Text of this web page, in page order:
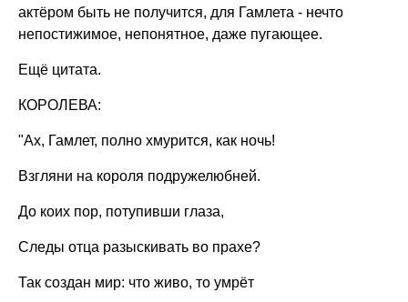
актёром быть не получится, для Гамлета - нечто
непостижимое, непонятное, даже пугающее.
Ещё цитата.
КОРОЛЕВА:
"Ах, Гамлет, полно хмурится, как ночь!
Взгляни на короля подружелюбней.
До коих пор, потупивши глаза,
Следы отца разыскивать во прахе?
Так создан мир: что живо, то умрёт